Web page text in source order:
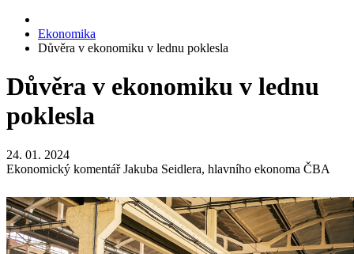
Ekonomika
Důvěra v ekonomiku v lednu poklesla
Důvěra v ekonomiku v lednu
poklesla
24. 01. 2024
Ekonomický komentář Jakuba Seidlera, hlavního ekonoma ČBA